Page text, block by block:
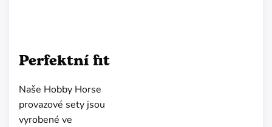
Perfektní fit
Naše Hobby Horse
provazové sety jsou
vyrobené ve